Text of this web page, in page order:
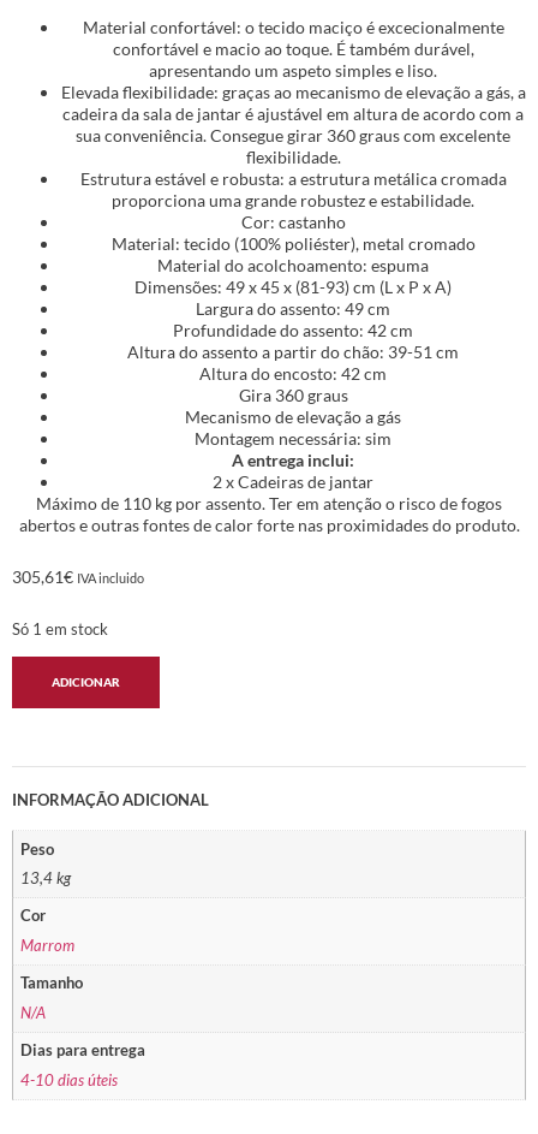
Material confortável: o tecido maciço é excecionalmente
confortável e macio ao toque. É também durável,
apresentando um aspeto simples e liso.
Elevada flexibilidade: graças ao mecanismo de elevação a gás, a
cadeira da sala de jantar é ajustável em altura de acordo com a
sua conveniência. Consegue girar 360 graus com excelente
flexibilidade.
Estrutura estável e robusta: a estrutura metálica cromada
proporciona uma grande robustez e estabilidade.
Cor: castanho
Material: tecido (100% poliéster), metal cromado
Material do acolchoamento: espuma
Dimensões: 49 x 45 x (81-93) cm (L x P x A)
Largura do assento: 49 cm
Profundidade do assento: 42 cm
Altura do assento a partir do chão: 39-51 cm
Altura do encosto: 42 cm
Gira 360 graus
Mecanismo de elevação a gás
Montagem necessária: sim
A entrega inclui:
2 x Cadeiras de jantar
Máximo de 110 kg por assento. Ter em atenção o risco de fogos
abertos e outras fontes de calor forte nas proximidades do produto.
305,61€ IVA incluido
Só 1 em stock
ADICIONAR
INFORMAÇÃO ADICIONAL
Peso
13,4 kg
Cor
Marrom
Tamanho
N/A
Dias para entrega
4-10 dias úteis